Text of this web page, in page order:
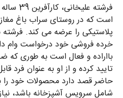
فرشته
است که در روستای سراب باغ
پلاستیکی را عرضه می کند.
خرده فروشی خود درخواست وام
بااراده و فعال است به طوری که
تایید کرده و از او به عنوان فرد
حاضر قصد دارد محصولات خود را
شامل سرویس آشپزخانه باشد،